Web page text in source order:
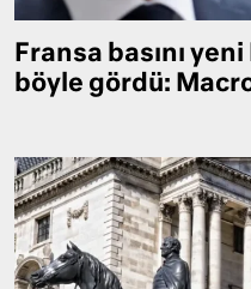
Fransa basını
böyle gördü: